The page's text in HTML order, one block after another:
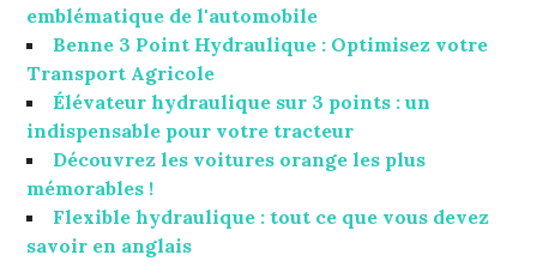
emblématique de l'automobile
Benne 3 Point Hydraulique : Optimisez votre
Transport Agricole
Élévateur hydraulique sur 3 points : un
indispensable pour votre tracteur
Découvrez les voitures orange les plus
mémorables !
Flexible hydraulique : tout ce que vous devez
savoir en anglais